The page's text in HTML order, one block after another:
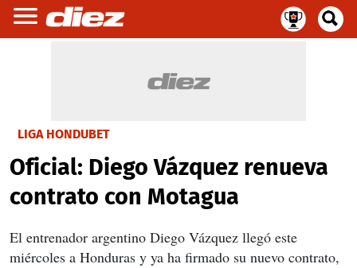
LIGA HONDUBET
Oficial: Diego Vázquez renueva
contrato con Motagua
El entrenador argentino Diego Vázquez llegó este
miércoles a Honduras y ya ha firmado su nuevo contrato,